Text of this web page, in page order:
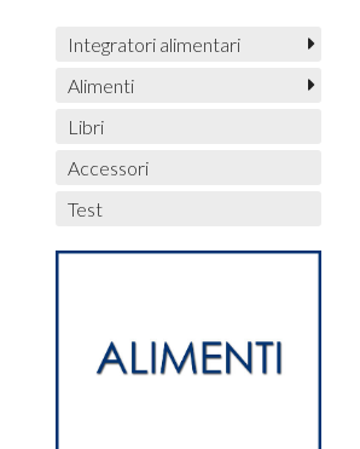
Integratori alimentari
Alimenti
Libri
Accessori
Test